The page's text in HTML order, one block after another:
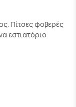
Πίτσες φοβερές
εστιατόριο